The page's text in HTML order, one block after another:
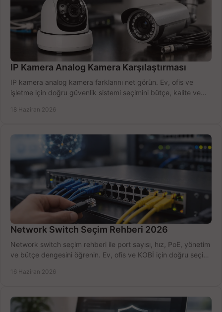
IP Kamera Analog Kamera Karşılaştırması
IP kamera analog kamera farklarını net görün. Ev, ofis ve
işletme için doğru güvenlik sistemi seçimini bütçe, kalite ve
18 Haziran 2026
Network Switch Seçim Rehberi 2026
Network switch seçim rehberi ile port sayısı, hız, PoE, yönetim
ve bütçe dengesini öğrenin. Ev, ofis ve KOBİ için doğru seçimi
16 Haziran 2026